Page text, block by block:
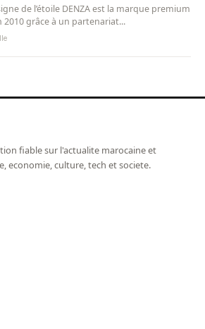
de l’étoile DENZA est la marque premium
2010 grâce à un partenariat...
fiable sur l'actualite marocaine et
economie, culture, tech et societe.